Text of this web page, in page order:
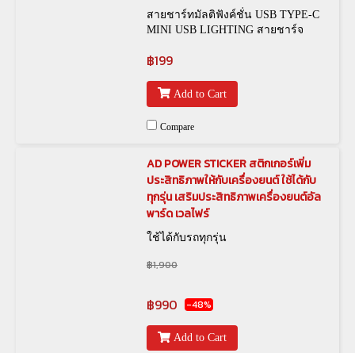
สายชาร์ทมัลติฟังค์ชั่น USB TYPE-C
MINI USB LIGHTING สายชาร์จ
฿199
Add to Cart
Compare
AD POWER STICKER สติกเกอร์เพิ่ม
ประสิทธิภาพให้กับเครื่องยนต์ ใช้ได้กับ
ทุกรุ่น เสริมประสิทธิภาพเครื่องยนต์อัล
พาร์ด เวลไฟร์
ใช้ได้กับรถทุกรุ่น
฿1,900
฿990 -48%
Add to Cart